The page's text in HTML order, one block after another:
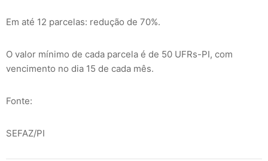
Em até 12 parcelas: redução de 70%.
O valor mínimo de cada parcela é de 50 UFRs-PI, com
vencimento no dia 15 de cada mês.
Fonte:
SEFAZ/PI